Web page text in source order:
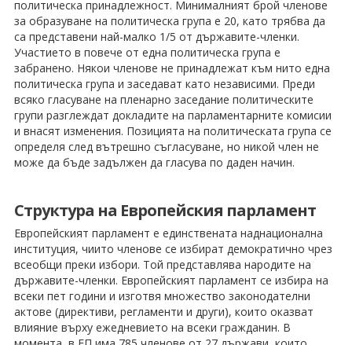
политическа принадлежност. Минималният брой членове
за образуване на политическа група е 20, като трябва да
са представени най-малко 1/5 от държавите-членки.
Участието в повече от една политическа група е
забранено. Някои членове не принадлежат към нито една
политическа група и заседават като независими. Преди
всяко гласуване на пленарно заседание политическите
групи разглеждат докладите на парламентарните комисии
и внасят изменения. Позицията на политическата група се
определя след вътрешно съгласуване, но никой член не
може да бъде задължен да гласува по даден начин.
Структура на Европейския парламент
Европейският парламент е единствената наднационална
институция, чиито членове се избират демократично чрез
всеобщи преки избори. Той представлява народите на
държавите-членки. Европейският парламент се избира на
всеки пет години и изготвя множество законодателни
актове (директиви, регламенти и други), които оказват
влияние върху ежедневието на всеки гражданин. В